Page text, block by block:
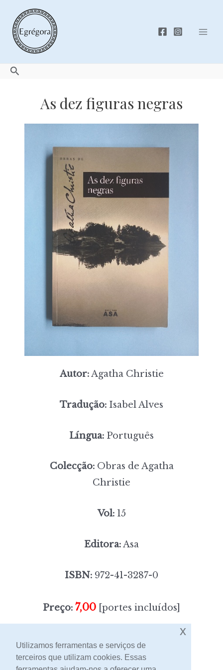
content
Search
As dez figuras negras
Autor:Agatha Christie
Tradução: Isabel Alves
Língua: Português
Colecção:Obras de Agatha
Christie
Vol:15
Editora:Asa
ISBN: 972-41-3287-0
Preço: 7,00 [portes incluídos]
Sem stock
Utilizamos ferramentas e serviços de
terceiros que utilizam cookies. Essas
x